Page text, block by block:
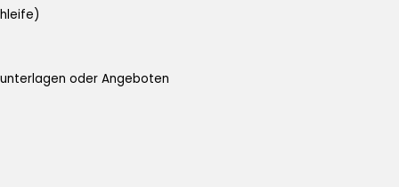
oder Angeboten